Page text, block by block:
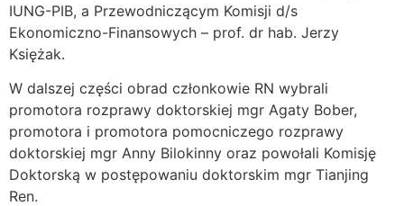
IUNG-PIB, a Przewodniczącym Komisji d/s
Ekonomiczno-Finansowych – prof. dr hab. Jerzy
Księżak.
W dalszej części obrad członkowie RN wybrali
promotora rozprawy doktorskiej mgr Agaty Bober,
promotora i promotora pomocniczego rozprawy
doktorskiej mgr Anny Bilokinny oraz powołali Komisję
Doktorską w postępowaniu doktorskim mgr Tianjing
Ren.